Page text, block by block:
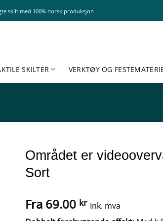
skilt med 100% norsk produksjon
SKILTER VERKTØY OG
Området er
Sort
Fra 69.00 kr Ink. mva